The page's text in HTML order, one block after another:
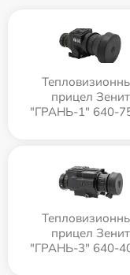
прицел Зенит
"ГРАНЬ-1" 640-
прицел Зенит
"ГРАНЬ-3" 640-